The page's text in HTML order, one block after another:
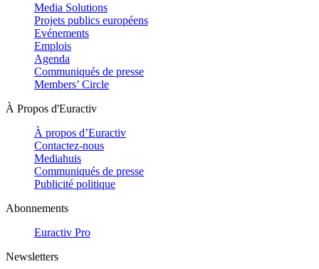
Media Solutions
Projets publics européens
Evénements
Emplois
Agenda
Communiqués de presse
Members’ Circle
À Propos d'Euractiv
À propos d’Euractiv
Contactez-nous
Mediahuis
Communiqués de presse
Publicité politique
Abonnements
Euractiv Pro
Newsletters